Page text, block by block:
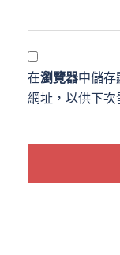
在瀏覽器中儲
網址，以供下次